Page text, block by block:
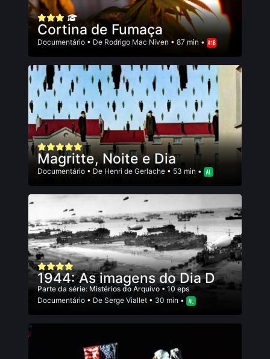
Cortina de Fumaça
Documentário • De Rodrigo Mac Niven • 87 min •
Magritte, Noite e Dia
Documentário • De Henri de Gerlache • 53 min •
1944: As imagens do Dia D
Parte da série: Mistérios do Arquivo • 10 eps
Documentário • De Serge Viallet • 30 min •